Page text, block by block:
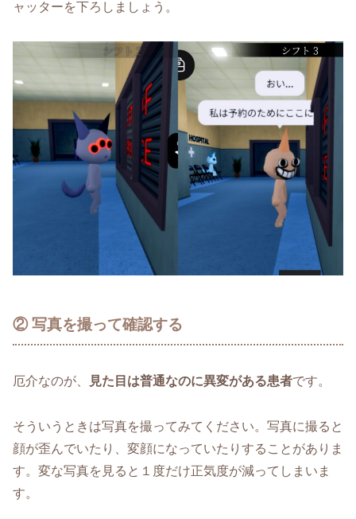
ャッターを下ろしましょう。
② 写真を撮って確認する
厄介なのが、 見た目は普通なのに異変がある患者です。
そういうときは写真を撮ってみてください。写真に撮ると
顔が歪んでいたり、変顔になっていたりすることがありま
す。変な写真を見ると１度だけ正気度が減ってしまいま
す。